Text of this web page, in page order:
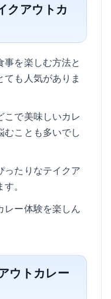
クアウトカ
を楽しむ方法と
も人気がありま
こで美味しいカレ
むことも多いでし
ったりなテイクア
。
レー体験を楽しん
ウトカレー